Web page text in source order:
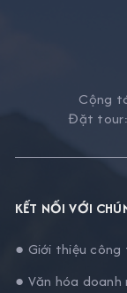
Cộng
Đặt tour:
KẾT NỐI VỚI
● Giới thiệu công
● Văn hóa doanh